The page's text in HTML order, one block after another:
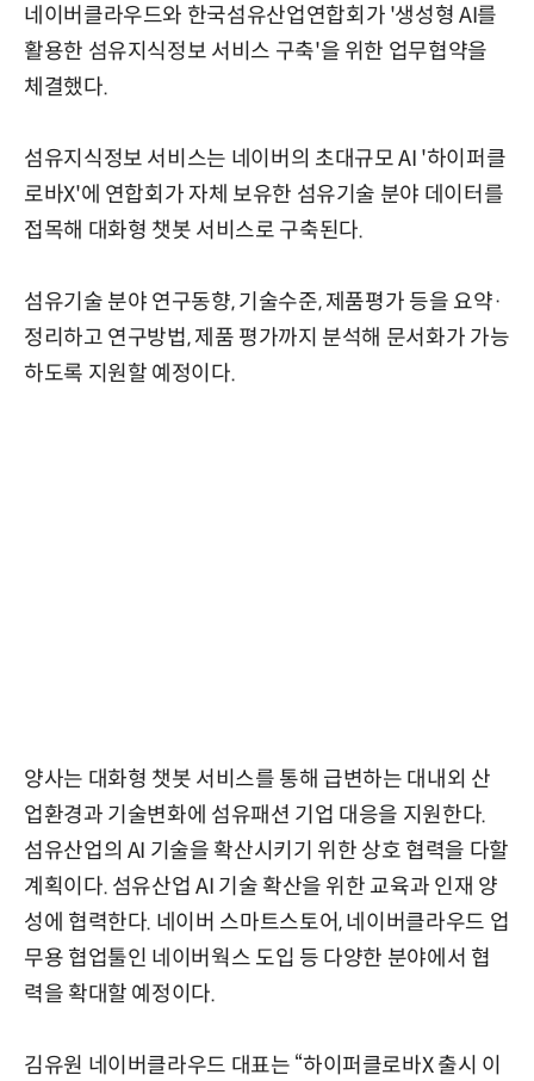
네이버클라우드와 한국섬유산업연합회가 '생성형 AI를
활용한 섬유지식정보 서비스 구축'을 위한 업무협약을
체결했다.
섬유지식정보 서비스는 네이버의 초대규모 AI '하이퍼클
로바X'에 연합회가 자체 보유한 섬유기술 분야 데이터를
접목해 대화형 챗봇 서비스로 구축된다.
섬유기술 분야 연구동향, 기술수준, 제품평가 등을 요약·
정리하고 연구방법, 제품 평가까지 분석해 문서화가 가능
하도록 지원할 예정이다.
양사는 대화형 챗봇 서비스를 통해 급변하는 대내외 산
업환경과 기술변화에 섬유패션 기업 대응을 지원한다.
섬유산업의 AI 기술을 확산시키기 위한 상호 협력을 다할
계획이다. 섬유산업 AI 기술 확산을 위한 교육과 인재 양
성에 협력한다. 네이버 스마트스토어, 네이버클라우드 업
무용 협업툴인 네이버웍스 도입 등 다양한 분야에서 협
력을 확대할 예정이다.
김유원 네이버클라우드 대표는 “하이퍼클로바X 출시 이